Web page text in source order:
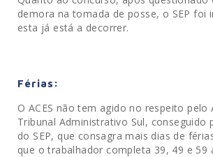
demora na tomada de posse, o SEP foi
esta já está a decorrer.
Férias:
O ACES não tem agido no respeito pelo
Tribunal Administrativo Sul, conseguido
do SEP, que consagra mais dias de
que o trabalhador completa 39, 49 e 59